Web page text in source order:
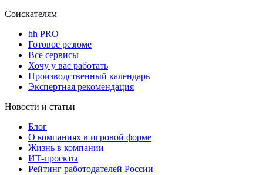
Соискателям
hh PRO
Готовое резюме
Все сервисы
Хочу у вас работать
Производственный календарь
Экспертная рекомендация
Новости и статьи
Блог
О компаниях в игровой форме
Жизнь в компании
ИТ-проекты
Рейтинг работодателей России